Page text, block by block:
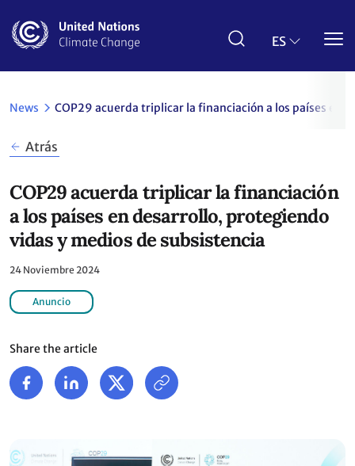
contenido
ES
News COP29 acuerda triplicar la financiación a los países en
Atrás
COP29 acuerda triplicar la financiación
a los países en desarrollo, protegiendo
vidas y medios de subsistencia
24 Noviembre 2024
Anuncio
Share the article